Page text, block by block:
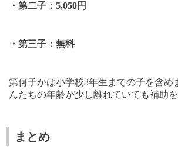
・第二子： 5,050円
・第三子：無料
第何子かは小学校3年生までの子を含め
んたちの年齢が少し離れていても補助
まとめ